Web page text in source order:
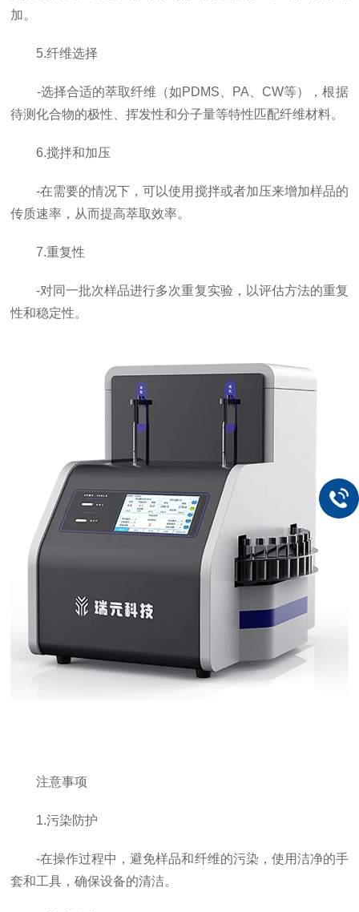
加。
5.纤维选择
-选择合适的萃取纤维（如PDMS、PA、CW等），根据
待测化合物的极性、挥发性和分子量等特性匹配纤维材料。
6.搅拌和加压
-在需要的情况下，可以使用搅拌或者加压来增加样品的
传质速率，从而提高萃取效率。
7.重复性
-对同一批次样品进行多次重复实验，以评估方法的重复
性和稳定性。
注意事项
1.污染防护
-在操作过程中，避免样品和纤维的污染，使用洁净的手
套和工具，确保设备的清洁。